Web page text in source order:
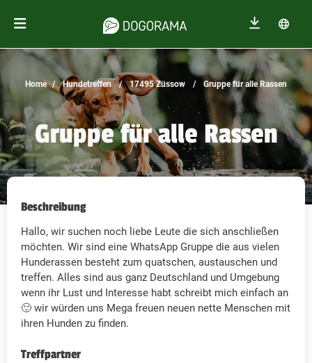
Home Hundetreffen 17495 Züssow Gruppe für alle Rassen
Gruppe für alle Rassen
Beschreibung
Hallo, wir suchen noch liebe Leute die sich anschließen
möchten. Wir sind eine WhatsApp Gruppe die aus vielen
Hunderassen besteht zum quatschen, austauschen und
treffen. Alles sind aus ganz Deutschland und Umgebung
wenn ihr Lust und Interesse habt schreibt mich einfach an
🙂 wir würden uns Mega freuen neuen nette Menschen mit
ihren Hunden zu finden.
Treffpartner